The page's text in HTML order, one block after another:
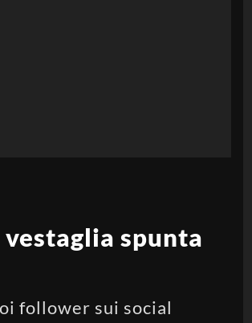
spunta
follower sui social